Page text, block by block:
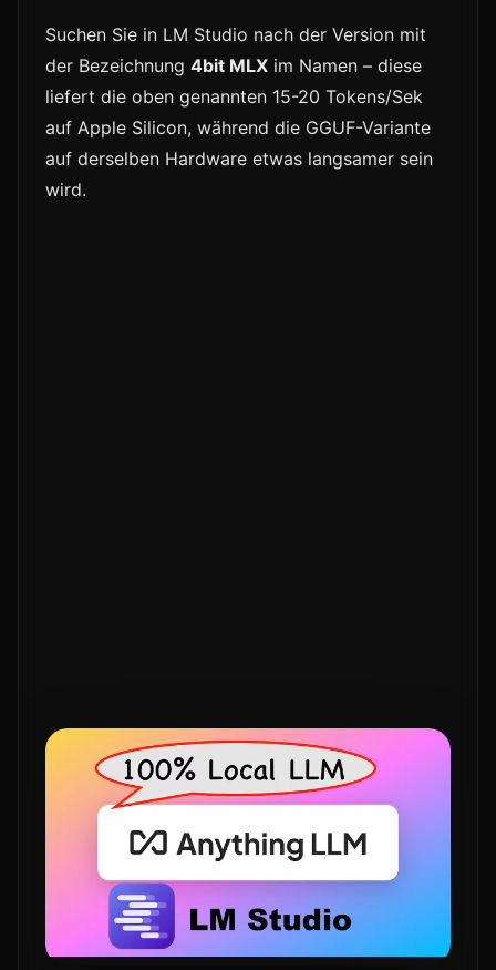
Suchen Sie in LM Studio nach der Version mit
der Bezeichnung 4bit MLX im Namen – diese
liefert die oben genannten 15-20 Tokens/Sek
auf Apple Silicon, während die GGUF-Variante
auf derselben Hardware etwas langsamer sein
wird.